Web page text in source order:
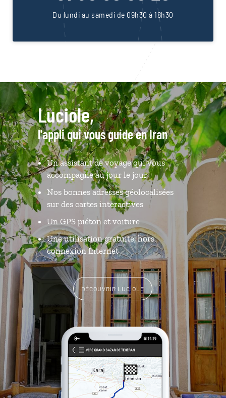
Du lundi au samedi de 09h30 à 18h30
Luciole,
l'appli qui vous guide en Iran
Un assistant de voyage qui vous
accompagne au jour le jour
Nos bonnes adresses géolocalisées
sur des cartes interactives
Un GPS piéton et voiture
Une utilisation gratuite, hors
connexion Internet
DÉCOUVRIR LUCIOLE